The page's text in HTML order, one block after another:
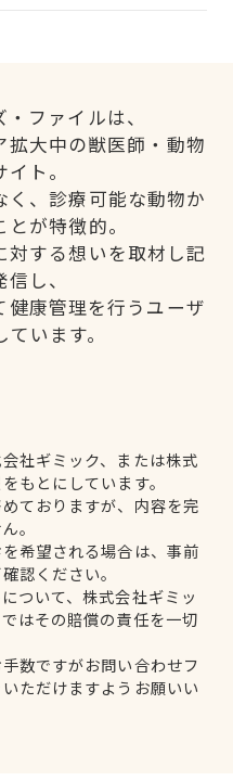
ファイルは、
拡大中の獣医師・動物
ト。
く、診療可能な動物か
が特徴的。
対する想いを取材し記
し、
健康管理を行うユーザ
います。
社ギミック、または株式
もとにしています。
ておりますが、内容を完
。
希望される場合は、事前
認ください。
ついて、株式会社ギミッ
はその賠償の責任を一切
数ですがお問い合わせフ
ただけますようお願いい